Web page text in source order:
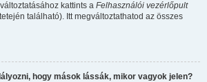
kattints a Felhasználói vezérlőpult
található). Itt megváltoztathatod az összes
hogy mások lássák, mikor vagyok jelen?